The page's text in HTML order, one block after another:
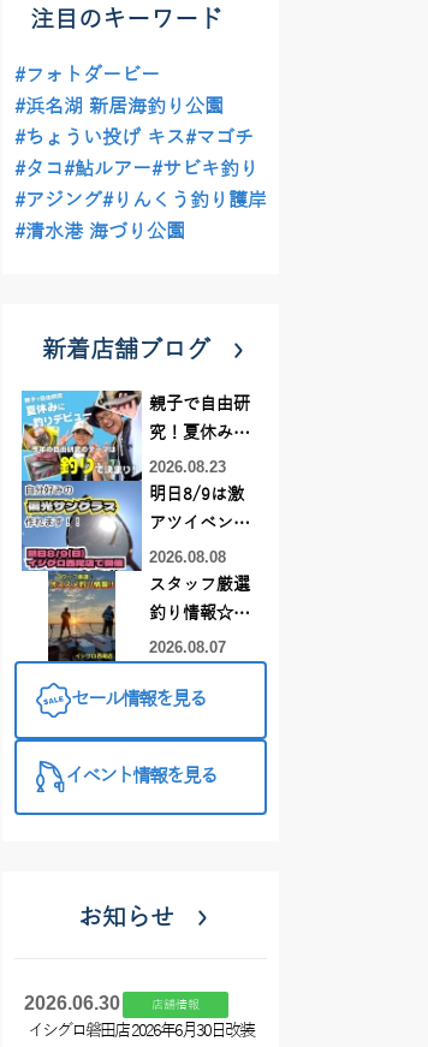
注目のキーワード
#フォトダービー
#浜名湖 新居海釣り公園
#ちょうい投げ キス#マゴチ
#タコ#鮎ルアー#サビキ釣り
#アジング#りんくう釣り護岸
#清水港 海づり公園
新着店舗ブログ
親子で自由研
究！夏休みに
釣りデビュー
2026.08.23
明日8/9は激
アツイベント
日！！！～オ
ーダー偏光グ
ラス受注会～
2026.08.08
スタッフ厳選
釣り情報☆彡
連休は何釣り
♪【イシグロ
2026.08.07
セール情報を見る
イベント情報を見る
お知らせ
2026.06.30 店舗情報
イシグロ磐田店 2026年6月30日改装